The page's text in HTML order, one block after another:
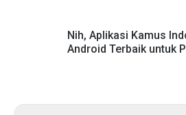
Nih, Aplikasi Kamus
Android Terbaik untuk